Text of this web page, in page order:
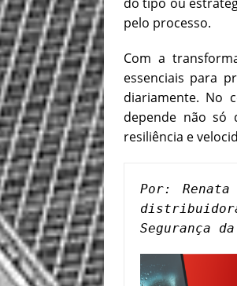
pelo processo.
Com a
essenciais para
diariamente. No
depende não só
resiliência e
Por: